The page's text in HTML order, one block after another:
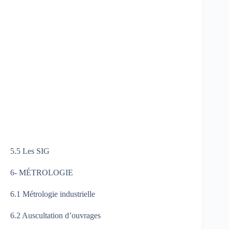
5.5 Les SIG
6- MÉTROLOGIE
6.1 Métrologie industrielle
6.2 Auscultation d’ouvrages